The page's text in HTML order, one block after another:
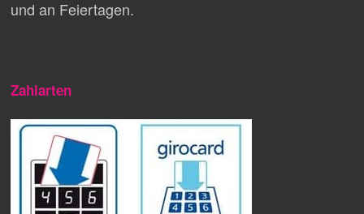
und an Feiertagen.
Zahlarten